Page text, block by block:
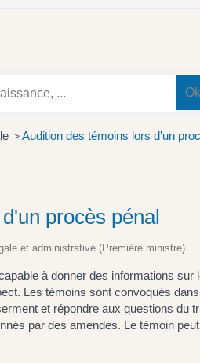
> Audition des témoins lors d'un
procès pénal
et administrative (Première ministre)
à donner des informations
Les témoins sont convoqués
et répondre aux questions du
par des amendes. Le témoin